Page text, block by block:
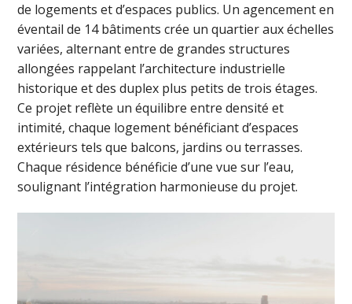
de logements et d’espaces publics. Un agencement en
éventail de 14 bâtiments crée un quartier aux échelles
variées, alternant entre de grandes structures
allongées rappelant l’architecture industrielle
historique et des duplex plus petits de trois étages.
Ce projet reflète un équilibre entre densité et
intimité, chaque logement bénéficiant d’espaces
extérieurs tels que balcons, jardins ou terrasses.
Chaque résidence bénéficie d’une vue sur l’eau,
soulignant l’intégration harmonieuse du projet.